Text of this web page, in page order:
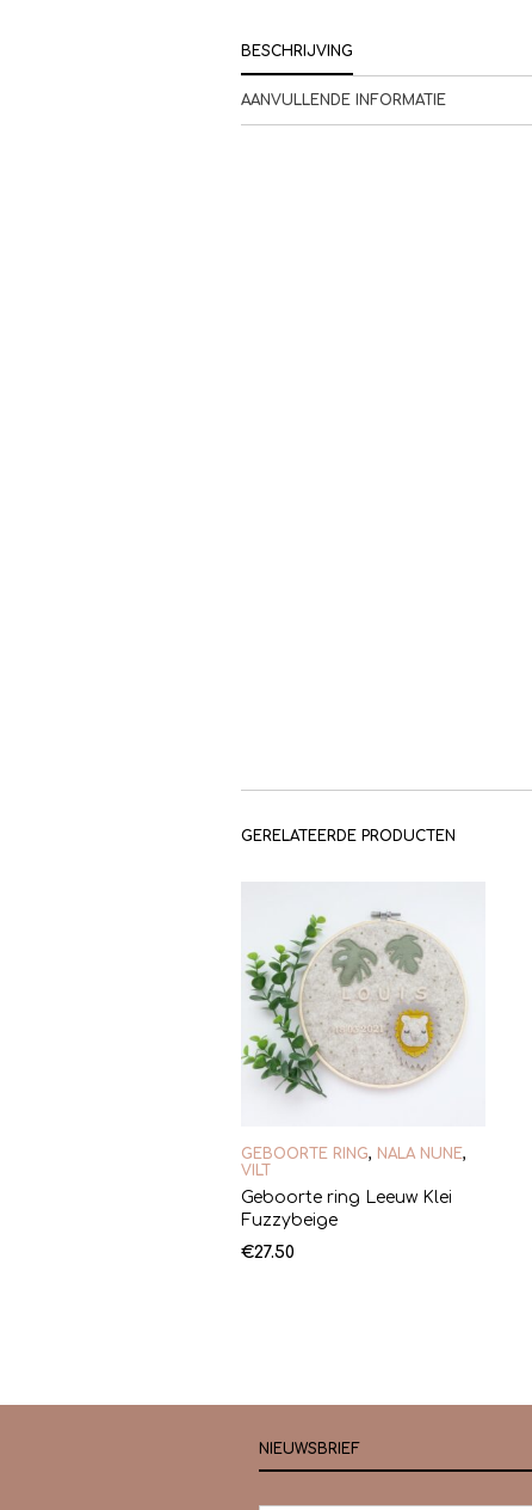
BESCHRIJVING
AANVULLENDE INFORMATIE
GERELATEERDE PRODUCTEN
GEBOORTE RING, NALA NUNE,
VILT
Geboorte ring Leeuw Klei
Fuzzybeige
€27.50
NIEUWSBRIEF